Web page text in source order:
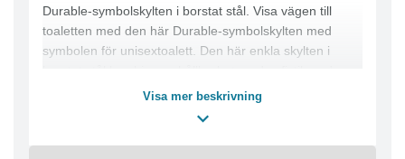
Durable-symbolskylten i borstat stål. Visa vägen till
toaletten med den här Durable-symbolskylten med
symbolen för unisextoalett. Den här enkla skylten i
design. Instruktioner och självhäftande fästen medföljer.
- Visa tydligt vägen till toaletten
Visa mer beskrivning